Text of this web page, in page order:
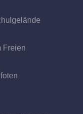
Freien